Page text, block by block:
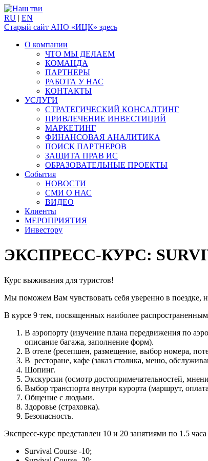
RU | EN
Старый сайт АНО «ИЦК» здесь
О компании
ЧТО МЫ ДЕЛАЕМ
КОМАНДА
ПАРТНЕРЫ
РАБОТА У НАС
КОНТАКТЫ
УСЛУГИ
СТРАТЕГИЧЕСКИЙ КОНСАЛТИНГ
ПРИВЛЕЧЕНИЕ ИНВЕСТИЦИЙ
МАРКЕТИНГ
ФИНАНСОВАЯ АНАЛИТИКА
ПОИСК ПАРТНЕРОВ
ЗАЩИТА ПРАВ ИС
ОБРАЗОВАТЕЛЬНЫЕ ПРОЕКТЫ
События
НОВОСТИ
СМИ О НАС
ВИДЕО
Клиенты
МЕРОПРИЯТИЯ
Инвестору
ЭКСПРЕСС-КУРС:
Курс выживания для туристов!
Мы поможем Вам чувствовать себя уверенно в поездке,
В курсе 9 тем, посвященных наиболее
В аэропорту (изучение плана передвижения по
описание багажа, заполнение форм).
В отеле (ресепшен, размещение, выбор номера,
В ресторане, кафе (заказ столика, меню,
Шопинг.
Экскурсии (осмотр достопримечательностей,
Выбор транспорта внутри курорта (маршрут,
Общение с людьми.
Здоровье (страховка).
Безопасность.
Экспресс-курс представлен 10 и 20 занятиями по 1.5
Survival Course -10;